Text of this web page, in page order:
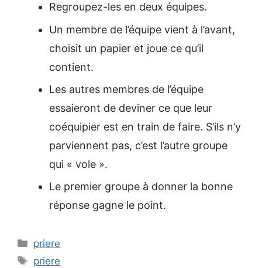
Regroupez-les en deux équipes.
Un membre de l’équipe vient à l’avant,
choisit un papier et joue ce qu’il
contient.
Les autres membres de l’équipe
essaieront de deviner ce que leur
coéquipier est en train de faire. S’ils n’y
parviennent pas, c’est l’autre groupe
qui « vole ».
Le premier groupe à donner la bonne
réponse gagne le point.
Catégories
priere
Étiquettes
priere